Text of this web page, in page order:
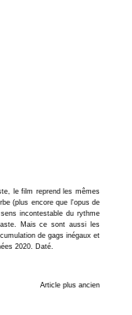
le film reprend les mêmes
(plus encore que l'opus de
incontestable du rythme
Mais ce sont aussi les
de gags inégaux et
2020. Daté.
Article plus ancien